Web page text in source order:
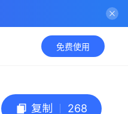
免费使用
复制 268